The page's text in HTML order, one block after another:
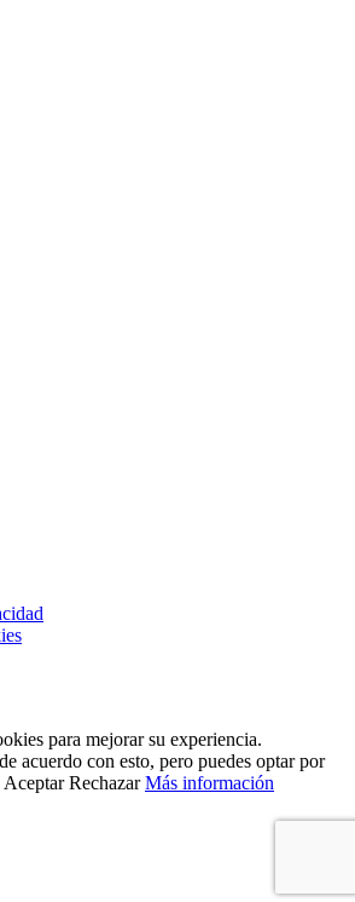
para mejorar su experiencia.
acuerdo con esto, pero puedes optar por
Aceptar Rechazar Más información